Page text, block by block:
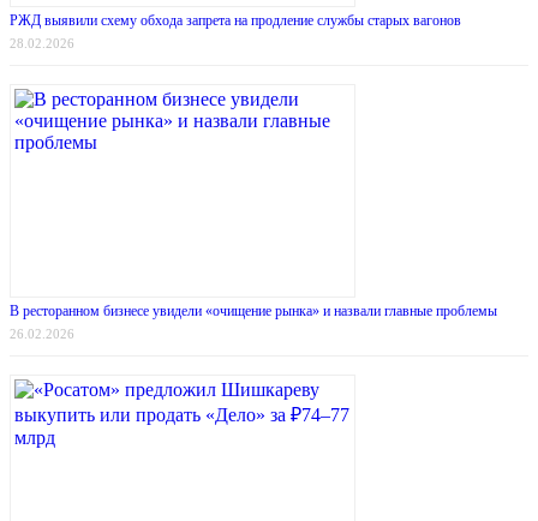
РЖД выявили схему обхода запрета на продление службы старых вагонов
28.02.2026
В ресторанном бизнесе увидели «очищение рынка» и назвали главные проблемы
26.02.2026